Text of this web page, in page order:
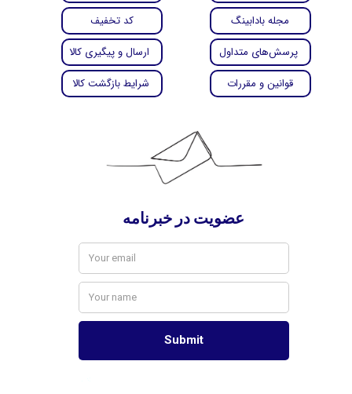
کد تخفیف
ارسال و پیگیری کالا
شرایط بازگشت کالا
مجله بادابینگ
پرسش‌های متداول
قوانین و مقررات